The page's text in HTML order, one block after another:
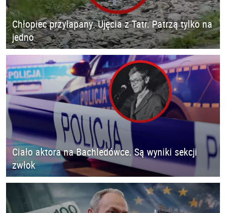
Chłopiec przyłapany. Ujęcia z Tatr. Patrzą tylko na
jedno
Ciało aktora na Bachledówce. Są wyniki sekcji
zwłok